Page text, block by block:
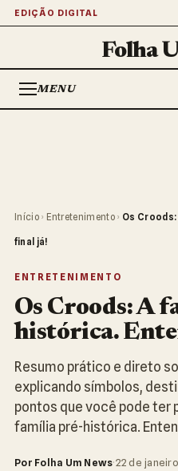
EDIÇÃO DIGITAL
Folha
MENU
Início › Entretenimento › Os
final já!
ENTRETENIMENTO
Os Croods: A
histórica.
Resumo prático e direto
explicando símbolos,
pontos que você pode ter
família pré-histórica.
Por Folha Um News·22 de